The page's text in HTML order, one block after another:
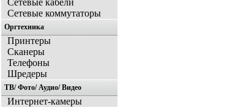
Сетевые коммутаторы
Оргтехника
Принтеры
Сканеры
Телефоны
Шредеры
ТВ/ Фото/ Аудио/ Видео
Интернет-камеры